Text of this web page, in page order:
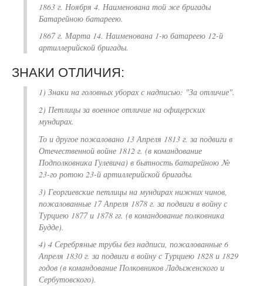
1863 г. Ноября 4. Наименована той же бригады
Батарейною батареею.
1867 г. Марта 14. Наименована 1-ю батареею 12-й
артиллерийской бригады.
ЗНАКИ ОТЛИЧИЯ:
1) Знаки на головных уборах с надписью: "За отличие".
2) Петлицы за военное отличие на офицерских
мундирах.
То и другое пожаловано 13 Апреля 1813 г. за подвиги в
Отечественной войне 1812 г. (в командование
Подполковника Гулевича) в бытность батарейною №
23-го ротою 23-й артиллерийской бригады.
3) Георгиевские петлицы на мундирах нижних чинов,
пожалованные 17 Апреля 1878 г. за подвиги в войну с
Турциею 1877 и 1878 гг. (в командование полковника
Будде).
4) 4 Серебряные трубы без надписи, пожалованные 6
Апреля 1830 г. за подвиги в войну с Турциею 1828 и 1829
годов (в командование Полковников Ладыженского и
Сербутовского).